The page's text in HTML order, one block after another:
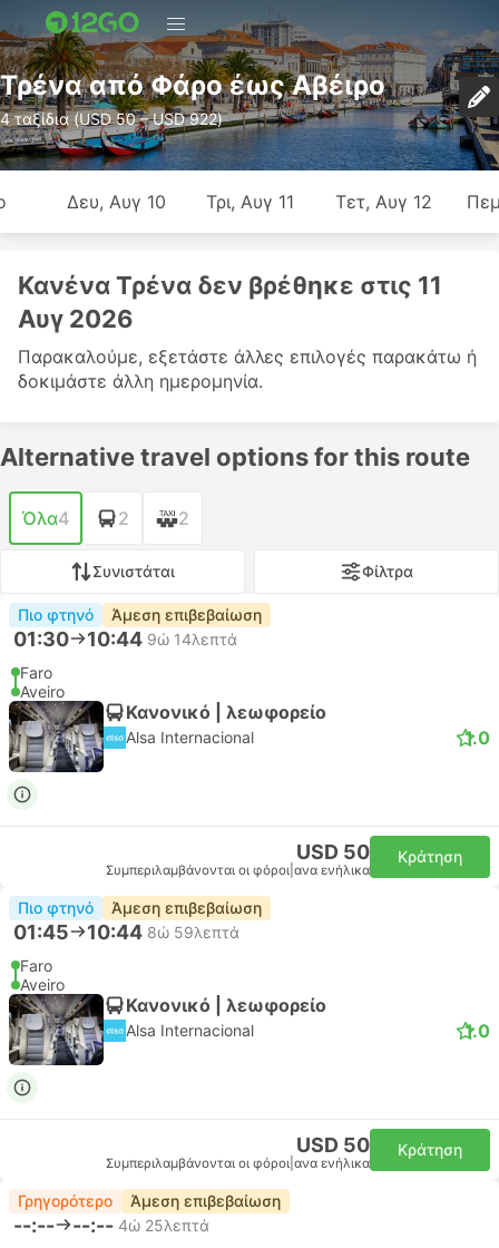
Τρένα από Φάρο έως Αβέιρο
4 ταξίδια (USD 50 – USD 922)
Δευ, Αυγ 10 Τρι, Αυγ 11 Τετ, Αυγ 12
Κανένα Τρένα δεν βρέθηκε στις 11
Αυγ 2026
Παρακαλούμε, εξετάστε άλλες επιλογές παρακάτω ή
δοκιμάστε άλλη ημερομηνία.
Alternative travel options for this route
Όλα4 2 2
Συνιστάται Φίλτρα
Πιο φτηνό Άμεση επιβεβαίωση
01:30 10:44 9ώ 14λεπτά
Faro
Aveiro
Κανονικό | λεωφορείο
Alsa Internacional 1.0
USD 50
Συμπεριλαμβάνονται οι φόροι ανα ενήλικα
Κράτηση
Πιο φτηνό Άμεση επιβεβαίωση
01:45 10:44 8ώ 59λεπτά
Faro
Aveiro
Κανονικό | λεωφορείο
Alsa Internacional 1.0
USD 50
Συμπεριλαμβάνονται οι φόροι ανα ενήλικα
Κράτηση
Γρηγορότερο Άμεση επιβεβαίωση
--:-- --:-- 4ώ 25λεπτά